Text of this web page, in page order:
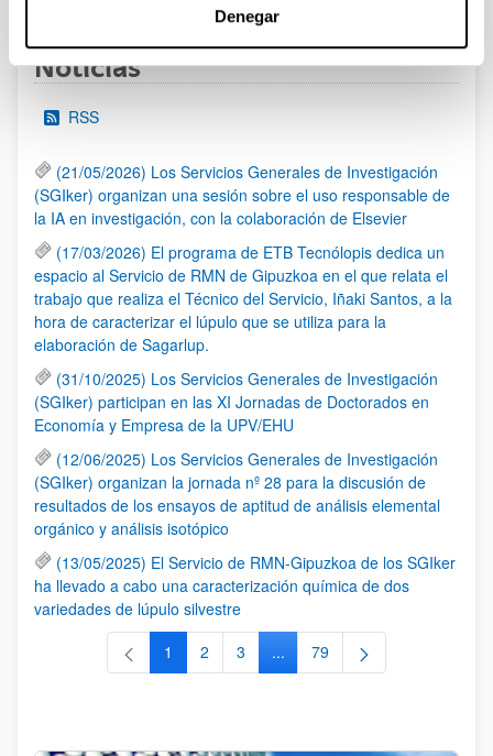
Denegar
Noticias
RSS
(21/05/2026) Los Servicios Generales de Investigación
(SGIker) organizan una sesión sobre el uso responsable de
la IA en investigación, con la colaboración de Elsevier
(17/03/2026) El programa de ETB Tecnólopis dedica un
espacio al Servicio de RMN de Gipuzkoa en el que relata el
trabajo que realiza el Técnico del Servicio, Iñaki Santos, a la
hora de caracterizar el lúpulo que se utiliza para la
elaboración de Sagarlup.
(31/10/2025) Los Servicios Generales de Investigación
(SGIker) participan en las XI Jornadas de Doctorados en
Economía y Empresa de la UPV/EHU
(12/06/2025) Los Servicios Generales de Investigación
(SGIker) organizan la jornada nº 28 para la discusión de
resultados de los ensayos de aptitud de análisis elemental
orgánico y análisis isotópico
(13/05/2025) El Servicio de RMN-Gipuzkoa de los SGIker
ha llevado a cabo una caracterización química de dos
variedades de lúpulo silvestre
Página
1 Página
2 Página
3 ...Páginas intermedias Use TAB
Página
79